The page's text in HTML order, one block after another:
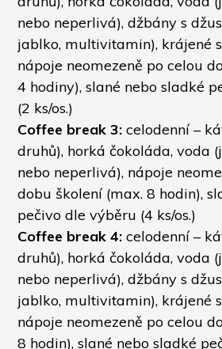
nebo neperlivá), džbány s
jablko, multivitamin), krájené
nápoje neomezeně po celou
4 hodiny), slané nebo sladké
(2 ks/os.)
Coffee break 3: celodenní –
druhů), horká čokoláda, voda
nebo neperlivá), nápoje
dobu školení (max. 8 hodin),
pečivo dle výběru (4 ks/os.)
Coffee break 4: celodenní –
druhů), horká čokoláda, voda
nebo neperlivá), džbány s
jablko, multivitamin), krájené
nápoje neomezeně po celou
8 hodin), slané nebo sladké